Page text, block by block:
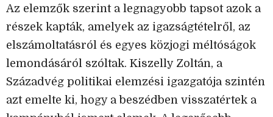
Az elemzők szerint a legnagyobb tapsot azok a
részek kapták, amelyek az igazságtételről, az
elszámoltatásról és egyes közjogi méltóságok
lemondásáról szóltak. Kiszelly Zoltán, a
Századvég politikai elemzési igazgatója szintén
azt emelte ki, hogy a beszédben visszatértek a